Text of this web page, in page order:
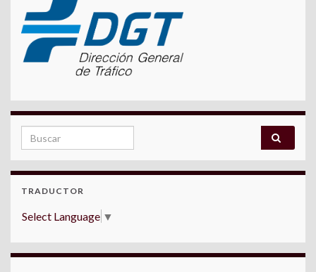
Search for:
TRADUCTOR
Select Language ▼